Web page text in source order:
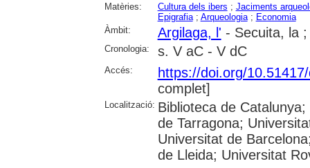
Matèries: Cultura dels ibers ; Jaciments
Epigrafia; Arqueologia; Economia
Àmbit:
Argilaga, l' - Secuita, la
Cronologia: s. V aC - V dC
Accés:
https://doi.org/
complet]
Localització: Biblioteca de
de Tarragona;
Universitat de
de Lleida; Universitat